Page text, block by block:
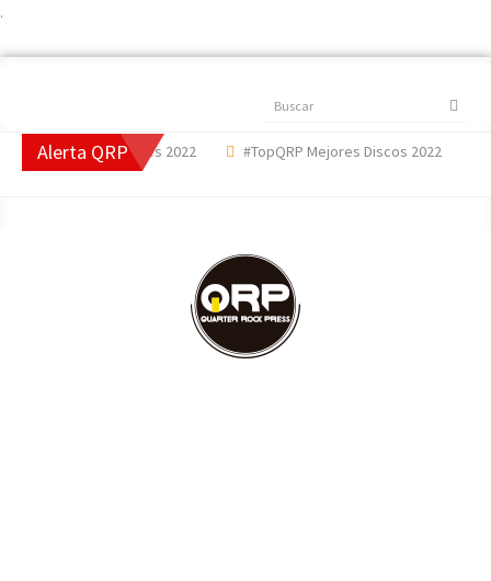
.
Buscar
Alerta QRP
Mejores Canciones 2022 #TopQRP Mejores Discos 2022